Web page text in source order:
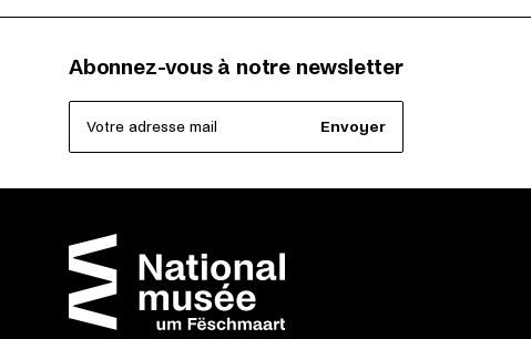
Abonnez-vous à notre newsletter
Votre adresse mail Envoyer